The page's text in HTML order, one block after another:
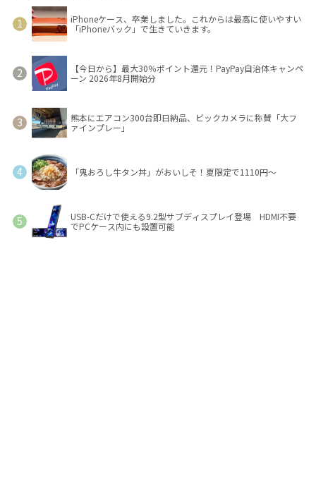
iPhoneケース、卒業しました。これからは最高に使いやすい
「iPhoneバック」で生きていきます。
【今日から】最大30％ポイント還元！PayPay自治体キャンペ
ーン 2026年8月開始分
熊本にエアコン300台即日納品、ビックカメラに称賛「大フ
ァインプレー」
「鬼おろし牛タン丼」がおいしそ！夏限定で1110円～
USB-Cだけで使える9.2型サブディスプレイ登場 HDMI不要
でPCケース内にも設置可能